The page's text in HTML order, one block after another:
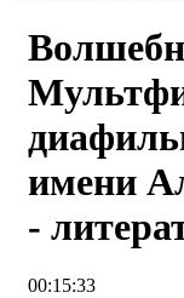
имени
-
00:15:33